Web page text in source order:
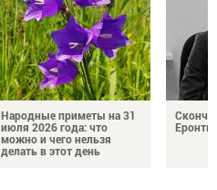
Народные приметы на 31
июля 2026 года: что
можно и чего нельзя
делать в этот день